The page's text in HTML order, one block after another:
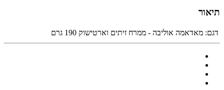
תיאור
דגם: מאדאמה אוליבה - ממרח זיתים וארטישוק 190 גרם